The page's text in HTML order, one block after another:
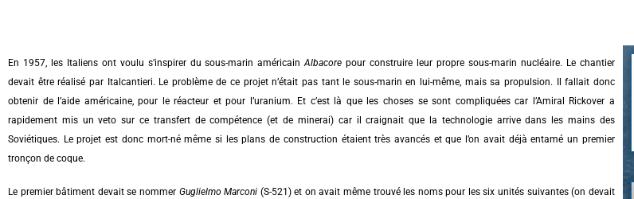
En 1957, les Italiens ont voulu s’inspirer du sous-marin américainAlbacore pour construire leur propre sous-marin nucléaire. Le chantier
devait être réalisé par Italcantieri. Le problème de ce projet n’était pas tant le sous-marin en lui-même, mais sa propulsion. Il fallait donc
obtenir de l’aide américaine, pour le réacteur et pour l’uranium. Et c’est là que les choses se sont compliquées car l’Amiral Rickover a
rapidement mis un veto sur ce transfert de compétence (et de minerai) car il craignait que la technologie arrive dans les mains des
Soviétiques. Le projet est donc mort-né même si les plans de construction étaient très avancés et que l’on avait déjà entamé un premier
tronçon de coque.
Le premier bâtiment devait se nommer Guglielmo Marconi (S-521) et on avait même trouvé les noms pour les six unités suivantes (on devait